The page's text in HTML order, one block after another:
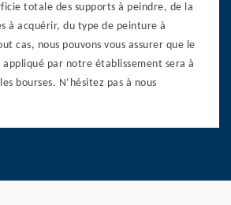
totale des supports à peindre, de la
à acquérir, du type de peinture à
cas, nous pouvons vous assurer que le
par notre établissement sera à
bourses. N’hésitez pas à nous